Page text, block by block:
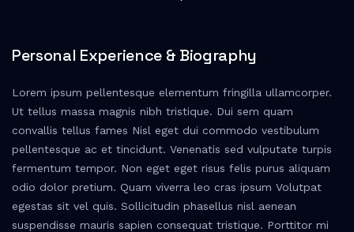
Personal Experience & Biography
Lorem ipsum pellentesque elementum fringilla ullamcorper.
Ut tellus massa magnis nibh tristique. Dui sem quam
convallis tellus fames Nisl eget dui commodo vestibulum
pellentesque ac et tincidunt. Venenatis sed vulputate turpis
fermentum tempor. Non eget eget risus felis purus aliquam
odio dolor pretium. Quam viverra leo cras ipsum Volutpat
egestas sit vel quis. Sollicitudin phasellus nisl aenean
suspendisse mauris sapien consequat tristique. Porttitor mi